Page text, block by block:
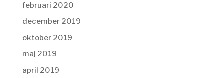
februari 2020
december 2019
oktober 2019
maj 2019
april 2019